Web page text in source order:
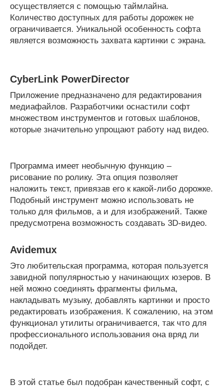
осуществляется с помощью таймлайна.
Количество доступных для работы дорожек не
ограничивается. Уникальной особенность софта
является возможность захвата картинки с экрана.
CyberLink PowerDirector
Приложение предназначено для редактирования
медиафайлов. Разработчики оснастили софт
множеством инструментов и готовых шаблонов,
которые значительно упрощают работу над видео.
Программа имеет необычную функцию –
рисование по ролику. Эта опция позволяет
наложить текст, привязав его к какой-либо дорожке.
Подобный инструмент можно использовать не
только для фильмов, а и для изображений. Также
предусмотрена возможность создавать 3D-видео.
Avidemux
Это любительская программа, которая пользуется
завидной популярностью у начинающих юзеров. В
ней можно соединять фрагменты фильма,
накладывать музыку, добавлять картинки и просто
редактировать изображения. К сожалению, на этом
функционал утилиты ограничивается, так что для
профессионального использования она вряд ли
подойдет.
В этой статье был подобран качественный софт, с